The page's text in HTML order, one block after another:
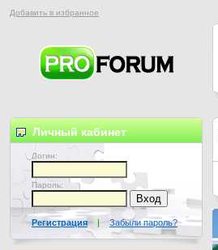
Добавить в избранное
Личный кабинет
Логин:
Пароль:
Регистрация | Забыли пароль?